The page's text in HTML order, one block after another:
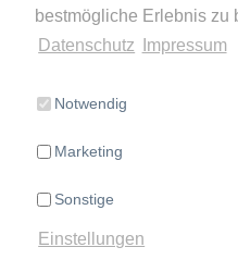
bestmögliche Erlebnis zu
Datenschutz
Impressum
Notwendig
Marketing
Sonstige
Einstellungen
Widerrufsbelehrung